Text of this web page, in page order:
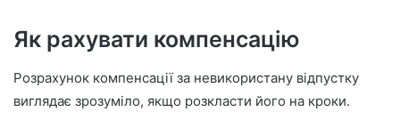
Як рахувати компенсацію
Розрахунок компенсації за невикористану відпустку
виглядає зрозуміло, якщо розкласти його на кроки.